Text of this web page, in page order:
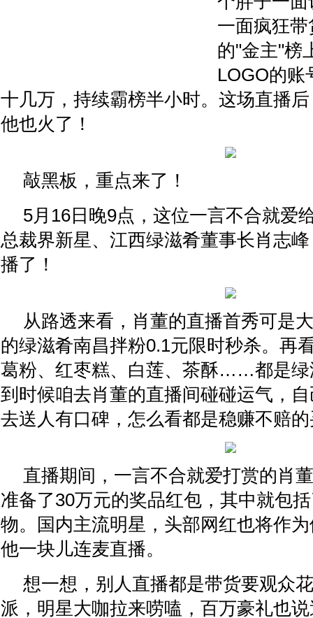
一面疯狂
的"金主"榜
LOGO的账
十几万，持续霸榜半小时。这场直播
他也火了！
敲黑板，重点来了！
5月16日晚9点，这位一言不合就爱
总裁界新星、江西绿滋肴董事长肖志
播了！
从路透来看，肖董的直播首秀可是
的绿滋肴南昌拌粉0.1元限时秒杀。再
葛粉、红枣糕、白莲、茶酥……都是绿
到时候咱去肖董的直播间碰碰运气，
去送人有口碑，怎么看都是稳赚不赔
直播期间，一言不合就爱打赏的肖
准备了30万元的奖品红包，其中就包
物。国内主流明星，头部网红也将作
他一块儿连麦直播。
想一想，别人直播都是带货要观众
派，明星大咖拉来唠嗑，百万豪礼也